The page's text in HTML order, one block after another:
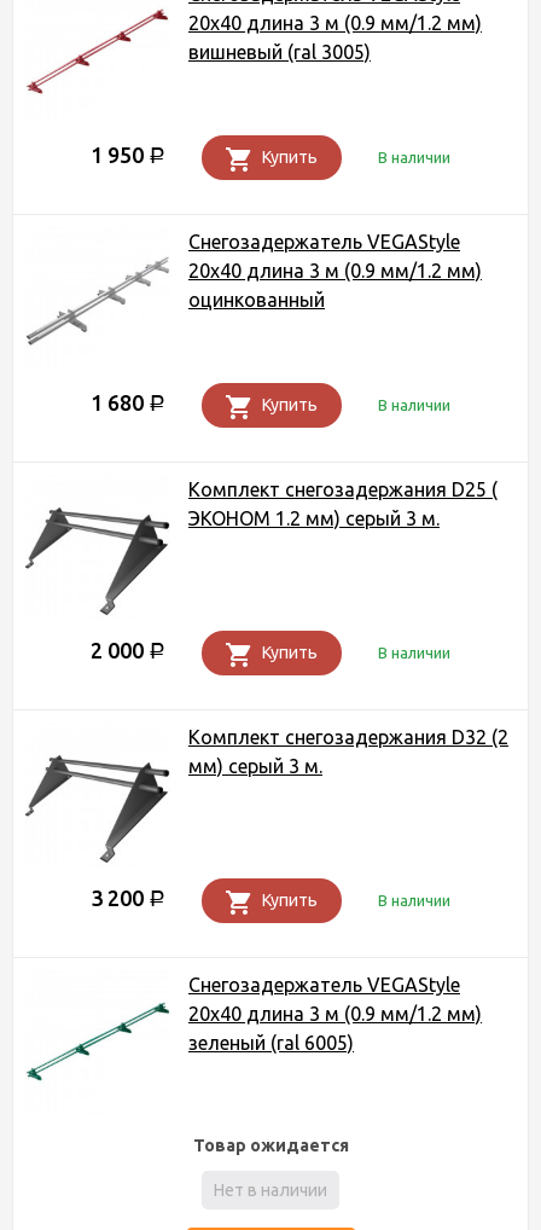
20х40 длина 3 м (0.9 мм/1.2 мм)
вишневый (ral 3005)
1 950 Р Купить В наличии
Снегозадержатель VEGAStyle
20х40 длина 3 м (0.9 мм/1.2 мм)
оцинкованный
1 680 Р Купить В наличии
Комплект снегозадержания D25 (
ЭКОНОМ 1.2 мм) серый 3 м.
2 000 Р Купить В наличии
Комплект снегозадержания D32 (2
мм) серый 3 м.
3 200 Р Купить В наличии
Снегозадержатель VEGAStyle
20х40 длина 3 м (0.9 мм/1.2 мм)
зеленый (ral 6005)
Товар ожидается
Нет в наличии